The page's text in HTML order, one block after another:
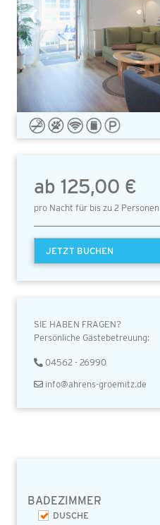
❮
ab 125,00 €
pro Nacht für bis zu 2 Personen
JETZT BUCHEN
SIE HABEN FRAGEN?
Persönliche Gästebetreuung:
04562 - 26990
info@ahrens-groemitz.de
BADEZIMMER
DUSCHE